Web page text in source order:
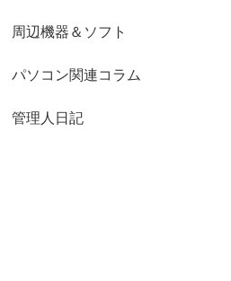
周辺機器＆ソフト
パソコン関連コラム
管理人日記